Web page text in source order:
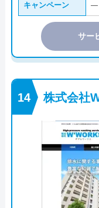
キャンペーン ―
サー
株式会社